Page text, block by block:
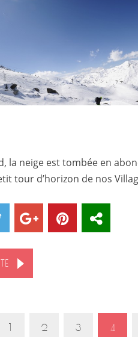
la neige est tombée en
tour d’horizon de nos
1 2 3 4